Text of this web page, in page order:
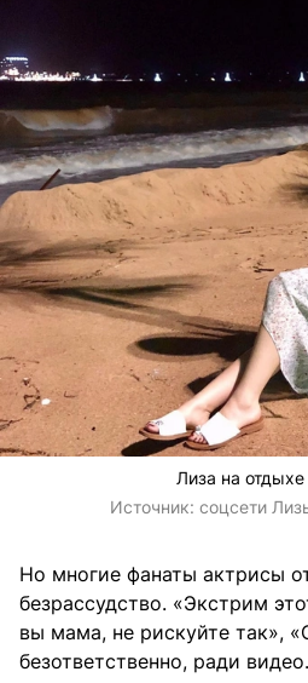
Лиза на
Источник: соцсети
Но многие фанаты актрисы
безрассудство. «Экстрим
вы мама, не рискуйте так»,
безответственно, ради